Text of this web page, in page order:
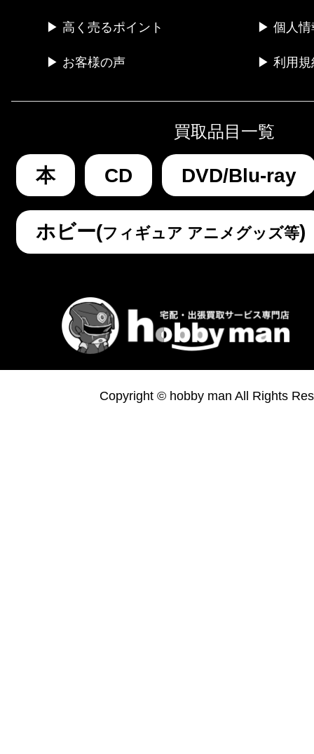
▶ 高く売るポイント
▶ お客様の声
▶ 個人情
▶ 利用規
買取品目一覧
本 CD DVD/Blu-ray
ホビー(フィギュア アニメグッズ等)
Copyright © hobby man All Rights